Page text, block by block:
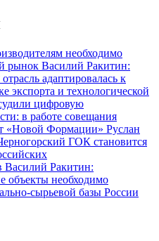
необходимо
рынок Василий Ракитин:
адаптировалась к
экспорта и технологической
цифровую
в работе совещания
«Новой Формации» Руслан
ГОК становится
Василий Ракитин:
объекты необходимо
сырьевой базы России